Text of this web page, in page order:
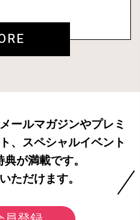
ールマガジンやプレミ
、スペシャルイベント
が満載です。
ただけます。